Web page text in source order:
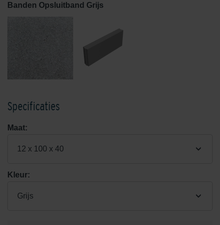
Banden Opsluitband Grijs
Specificaties
Maat:
12 x 100 x 40
Kleur:
Grijs